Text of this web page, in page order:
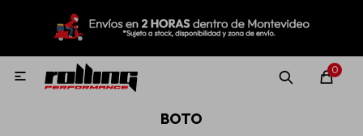
0

BOTO
MI CUENTA
Nuevo! Rolling Repuestos